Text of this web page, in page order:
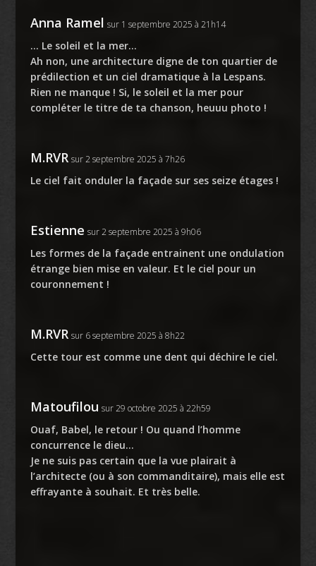
Anna Ramel sur 1 septembre 2025 à 21h14
… Le soleil et la mer…
Ah non, une architecture digne de ton quartier de
prédilection et un ciel dramatique à la Lespans.
Rien ne manque ! Si, le soleil et la mer pour
compléter le titre de ta chanson, heuuu photo !
M.RVR sur 2 septembre 2025 à 7h26
Le ciel fait onduler la façade sur ses seize étages !
Estienne sur 2 septembre 2025 à 9h06
Les formes de la façade entrainent une ondulation
étrange bien mise en valeur. Et le ciel pour un
couronnement !
M.RVR sur 6 septembre 2025 à 8h22
Cette tour est comme une dent qui déchire le ciel.
Matoufilou sur 29 octobre 2025 à 22h59
Ouaf, Babel, le retour ! Ou quand l’homme
concurrence le dieu…
Je ne suis pas certain que la vue plairait à
l’architecte (ou à son commanditaire), mais elle est
effrayante à souhait. Et très belle.